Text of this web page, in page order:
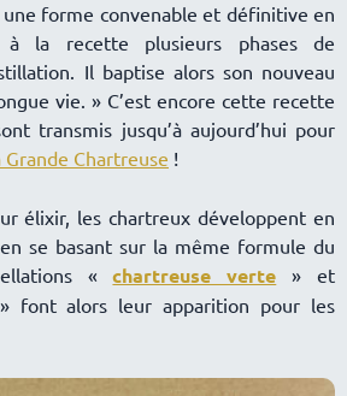
forme convenable et définitive en
la recette plusieurs phases de
Il baptise alors son nouveau
vie. » C’est encore cette recette
transmis jusqu’à aujourd’hui pour
Chartreuse !
élixir, les chartreux développent en
se basant sur la même formule du
«chartreuse verte » et
» font alors leur apparition pour les